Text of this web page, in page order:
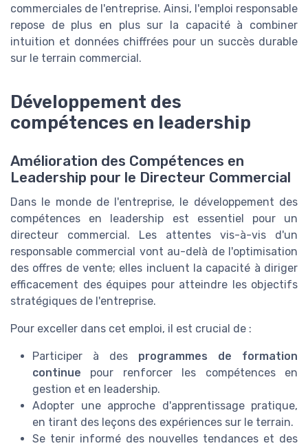
commerciales de l'entreprise. Ainsi, l'emploi responsable
repose de plus en plus sur la capacité à combiner
intuition et données chiffrées pour un succès durable
sur le terrain commercial.
Développement des
compétences en leadership
Amélioration des Compétences en
Leadership pour le Directeur Commercial
Dans le monde de l'entreprise, le développement des
compétences en leadership est essentiel pour un
directeur commercial. Les attentes vis-à-vis d'un
responsable commercial vont au-delà de l'optimisation
des offres de vente; elles incluent la capacité à diriger
efficacement des équipes pour atteindre les objectifs
stratégiques de l'entreprise.
Pour exceller dans cet emploi, il est crucial de :
Participer à des programmes de formation
continue pour renforcer les compétences en
gestion et en leadership.
Adopter une approche d'apprentissage pratique,
en tirant des leçons des expériences sur le terrain.
Se tenir informé des nouvelles tendances et des